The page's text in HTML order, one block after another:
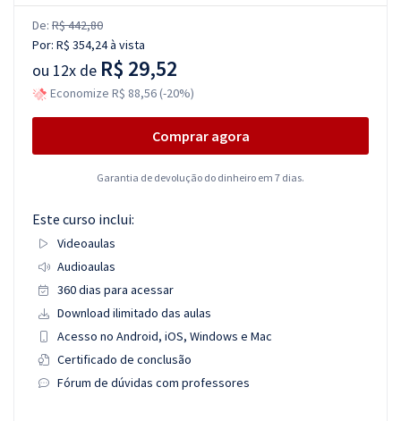
De: R$ 442,80
Por: R$ 354,24à vista
ou 12x de R$ 29,52
Economize R$ 88,56 (-20%)
Comprar agora
Garantia de devolução do dinheiro em 7 dias.
Este curso inclui:
Videoaulas
Audioaulas
360 dias para acessar
Download ilimitado das aulas
Acesso no Android, iOS, Windows e Mac
Certificado de conclusão
Fórum de dúvidas com professores